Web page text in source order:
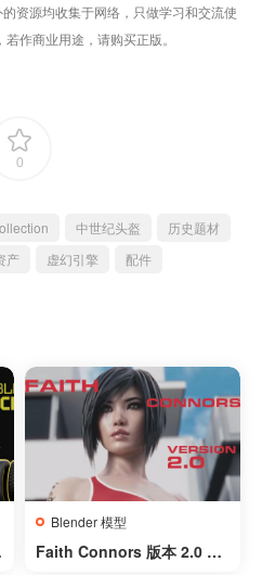
源均收集于网络，只做学习和交流使
作商业用途，请购买正版。
0
中世纪头盔
历史题材
产 虚幻引擎
配件
Blender 模型
Faith Connors 版本 2.0 – n